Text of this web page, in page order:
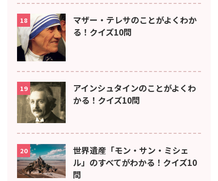
18
マザー・テレサのことがよくわか
る！クイズ10問
19
アインシュタインのことがよくわ
かる！クイズ10問
20
世界遺産「モン・サン・ミシェ
ル」のすべてがわかる！クイズ10
問